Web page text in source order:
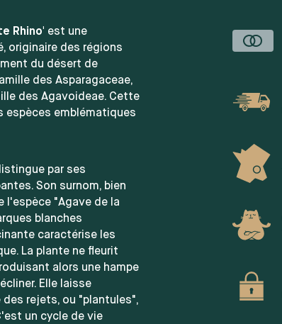
Rhino' est une
originaire des régions
du désert de
des Asparagaceae,
des Agavoideae. Cette
espèces emblématiques
par ses
Son surnom, bien
l'espèce "Agave de la
blanches
caractérise les
La plante ne fleurit
alors une hampe
Elle laisse
rejets, ou "plantules",
un cycle de vie